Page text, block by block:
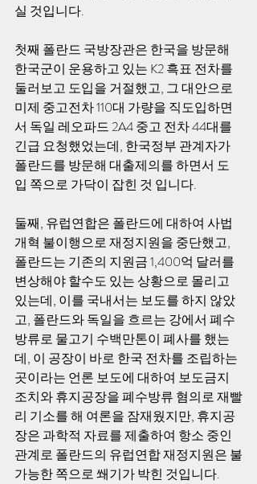
실 것입니다.
첫째 폴란드 국방장관은 한국을 방문해
한국군이 운용하고 있는 K2 흑표 전차를
둘러보고 도입을 거절했고, 그 대안으로
미제 중고전차 110대 가량을 직도입하면
서 독일 레오파드 2A4 중고 전차 44대를
긴급 요청했었는데, 한국정부 관계자가
폴란드를 방문해 대출제의를 하면서 도
입 쪽으로 가닥이 잡힌 것 입니다.
둘째, 유럽연합은 폴란드에 대하여 사법
개혁 불이행으로 재정지원을 중단했고,
폴란드는 기존의 지원금 1,400억 달러를
변상해야 할수도 있는 상황으로 몰리고
있는데, 이를 국내서는 보도를 하지 않았
고, 폴란드와 독일을 흐르는 강에서 폐수
방류로 물고기 수백만톤이 폐사를 했는
데, 이 공장이 바로 한국 전차를 조립하는
곳이라는 언론 보도에 대하여 보도금지
조치와 휴지공장을 폐수방류 혐의로 재빨
리 기소를 해 여론을 잠재웠지만, 휴지공
장은 과학적 자료를 제출하여 항소 중인
관계로 폴란드의 유럽연합 재정지원은 불
가능한 쪽으로 쐐기가 박힌 것입니다.